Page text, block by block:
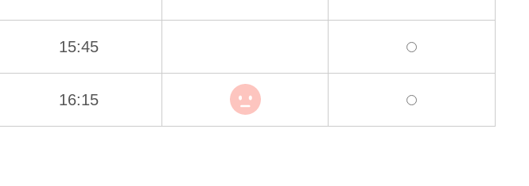
15:45
16:15